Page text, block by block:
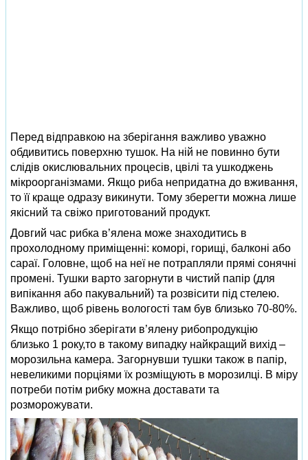
Перед відправкою на зберігання важливо уважно
обдивитись поверхню тушок. На ній не повинно бути
слідів окислювальних процесів, цвілі та ушкоджень
мікроорганізмами. Якщо риба непридатна до вживання,
то її краще одразу викинути. Тому зберегти можна лише
якісний та свіжо приготований продукт.
Довгий час рибка в’ялена може знаходитись в
прохолодному приміщенні: коморі, горищі, балконі або
сараї. Головне, щоб на неї не потрапляли прямі сонячні
промені. Тушки варто загорнути в чистий папір (для
випікання або пакувальний) та розвісити під стелею.
Важливо, щоб рівень вологості там був близько 70-80%.
Якщо потрібно зберігати в’ялену рибопродукцію
близько 1 року,то в такому випадку найкращий вихід –
морозильна камера. Загорнувши тушки також в папір,
невеликими порціями їх розміщують в морозилці. В міру
потреби потім рибку можна доставати та
розморожувати.